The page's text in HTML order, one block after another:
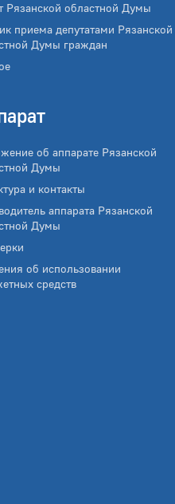
Рязанской областной Думы
приема депутатами Рязанской
Думы граждан
об аппарате Рязанской
Думы
и контакты
аппарата Рязанской
Думы
об использовании
средств